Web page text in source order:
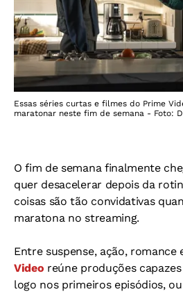
Essas séries curtas e filmes do Prime
maratonar neste fim de semana - Foto:
O fim de semana finalmente
quer desacelerar depois da
coisas são tão convidativas
maratona no streaming.
Entre suspense, ação, romance
Video reúne produções
logo nos primeiros episódios,